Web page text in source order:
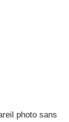
photo sans